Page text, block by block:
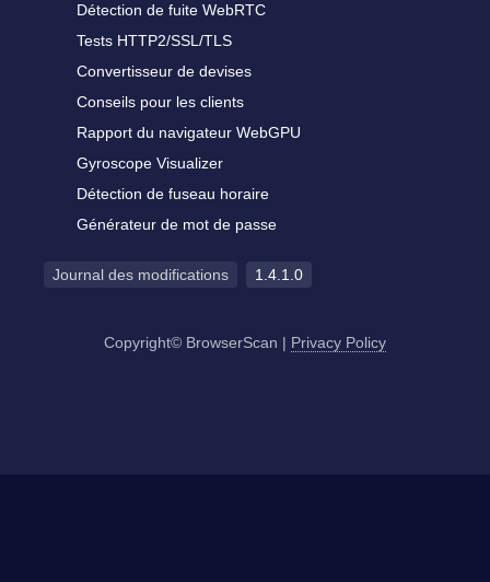
Détection de fuite WebRTC
Tests HTTP2/SSL/TLS
Convertisseur de devises
Conseils pour les clients
Rapport du navigateur WebGPU
Gyroscope Visualizer
Détection de fuseau horaire
Générateur de mot de passe
Journal des modifications 1.4.1.0
Copyright© BrowserScan | Privacy Policy